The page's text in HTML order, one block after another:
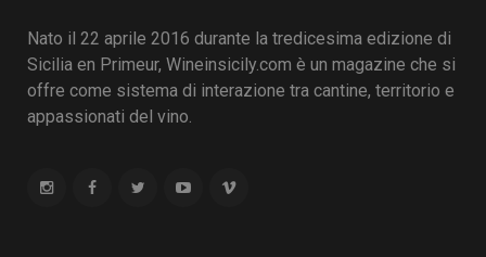
Nato il 22 aprile 2016 durante la tredicesima edizione di
Sicilia en Primeur, Wineinsicily.com è un magazine che si
offre come sistema di interazione tra cantine, territorio e
appassionati del vino.